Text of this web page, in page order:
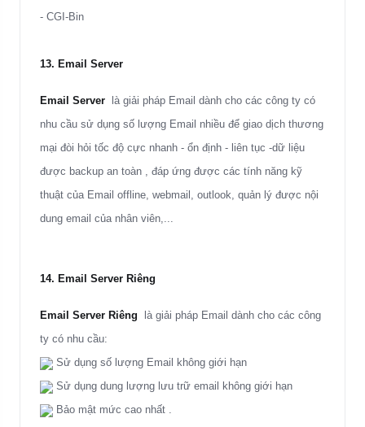
- CGI-Bin
13. Email Server
Email Server
là giải pháp Email dành cho các công ty có
nhu cầu sử dụng số lượng Email nhiều để giao dịch thương
mại đòi hỏi tốc độ cực nhanh - ổn định - liên tục -dữ liệu
được backup an toàn , đáp ứng được các tính năng kỹ
thuật của Email offline, webmail, outlook, quản lý được nội
dung email của nhân viên,...
14. Email Server Riêng
Email Server Riêng
là giải pháp Email dành cho các công
ty có nhu cầu:
Sử dụng số lượng Email không giới hạn
Sử dụng dung lượng lưu trữ email không giới hạn
Bảo mật mức cao nhất .